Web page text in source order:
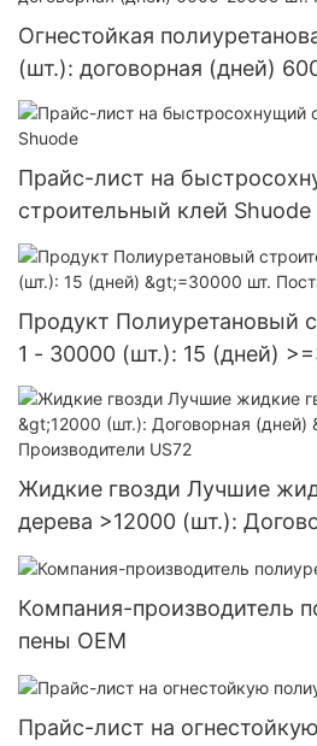
Огнестойкая
(шт.): договорная (дней)
Поставка в США.
Прайс-лист на
строительный клей Shuode
Продукт Полиуретановый
1 - 30000 (шт.): 15 (дней)
Поставка в США
Жидкие гвозди Лучшие
дерева >12000 (шт.):
>=30000 шт. Производители
Компания-производитель
пены OEM
Прайс-лист на